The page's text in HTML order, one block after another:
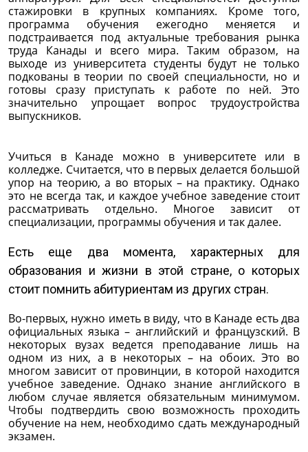
стажировки в крупных компаниях. Кроме того,
программа обучения ежегодно меняется и
подстраивается под актуальные требования рынка
труда Канады и всего мира. Таким образом, на
выходе из университета студенты будут не только
подкованы в теории по своей специальности, но и
готовы сразу приступать к работе по ней. Это
значительно упрощает вопрос трудоустройства
выпускников.
Учиться в Канаде можно в университете или в
колледже. Считается, что в первых делается большой
упор на теорию, а во вторых – на практику. Однако
это не всегда так, и каждое учебное заведение стоит
рассматривать отдельно. Многое зависит от
специализации, программы обучения и так далее.
Есть еще два момента, характерных для
образования и жизни в этой стране, о которых
стоит помнить абитуриентам из других стран.
Во-первых, нужно иметь в виду, что в Канаде есть два
официальных языка – английский и французский. В
некоторых вузах ведется преподавание лишь на
одном из них, а в некоторых – на обоих. Это во
многом зависит от провинции, в которой находится
учебное заведение. Однако знание английского в
любом случае является обязательным минимумом.
Чтобы подтвердить свою возможность проходить
обучение на нем, необходимо сдать международный
экзамен.